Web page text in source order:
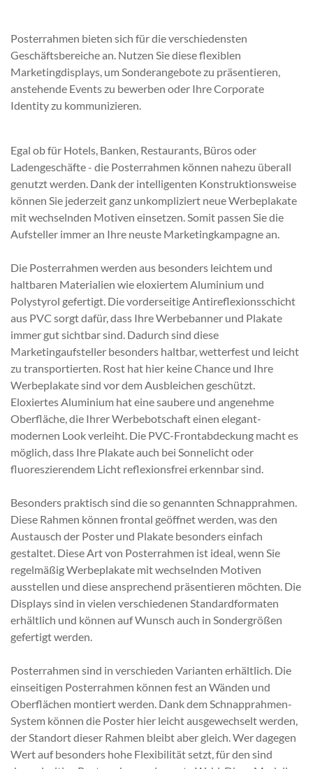
Posterrahmen bieten sich für die verschiedensten
Geschäftsbereiche an. Nutzen Sie diese flexiblen
Marketingdisplays, um Sonderangebote zu präsentieren,
anstehende Events zu bewerben oder Ihre Corporate
Identity zu kommunizieren.
Egal ob für Hotels, Banken, Restaurants, Büros oder
Ladengeschäfte - die Posterrahmen können nahezu überall
genutzt werden. Dank der intelligenten Konstruktionsweise
können Sie jederzeit ganz unkompliziert neue Werbeplakate
mit wechselnden Motiven einsetzen. Somit passen Sie die
Aufsteller immer an Ihre neuste Marketingkampagne an.
Die Posterrahmen werden aus besonders leichtem und
haltbaren Materialien wie eloxiertem Aluminium und
Polystyrol gefertigt. Die vorderseitige Antireflexionsschicht
aus PVC sorgt dafür, dass Ihre Werbebanner und Plakate
immer gut sichtbar sind. Dadurch sind diese
Marketingaufsteller besonders haltbar, wetterfest und leicht
zu transportierten. Rost hat hier keine Chance und Ihre
Werbeplakate sind vor dem Ausbleichen geschützt.
Eloxiertes Aluminium hat eine saubere und angenehme
Oberfläche, die Ihrer Werbebotschaft einen elegant-
modernen Look verleiht. Die PVC-Frontabdeckung macht es
möglich, dass Ihre Plakate auch bei Sonnelicht oder
fluoreszierendem Licht reflexionsfrei erkennbar sind.
Besonders praktisch sind die so genannten Schnapprahmen.
Diese Rahmen können frontal geöffnet werden, was den
Austausch der Poster und Plakate besonders einfach
gestaltet. Diese Art von Posterrahmen ist ideal, wenn Sie
regelmäßig Werbeplakate mit wechselnden Motiven
ausstellen und diese ansprechend präsentieren möchten. Die
Displays sind in vielen verschiedenen Standardformaten
erhältlich und können auf Wunsch auch in Sondergrößen
gefertigt werden.
Posterrahmen sind in verschieden Varianten erhältlich. Die
einseitigen Posterrahmen können fest an Wänden und
Oberflächen montiert werden. Dank dem Schnapprahmen-
System können die Poster hier leicht ausgewechselt werden,
der Standort dieser Rahmen bleibt aber gleich. Wer dagegen
Wert auf besonders hohe Flexibilität setzt, für den sind